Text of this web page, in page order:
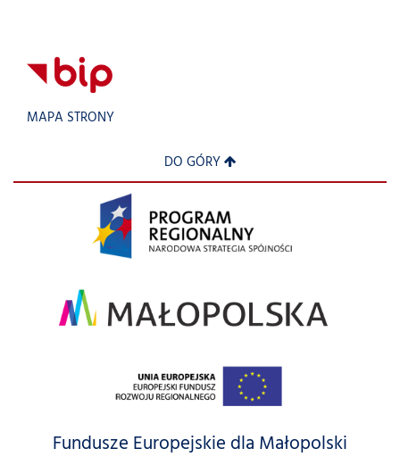
MAPA STRONY
DO GÓRY
Fundusze Europejskie dla Małopolski